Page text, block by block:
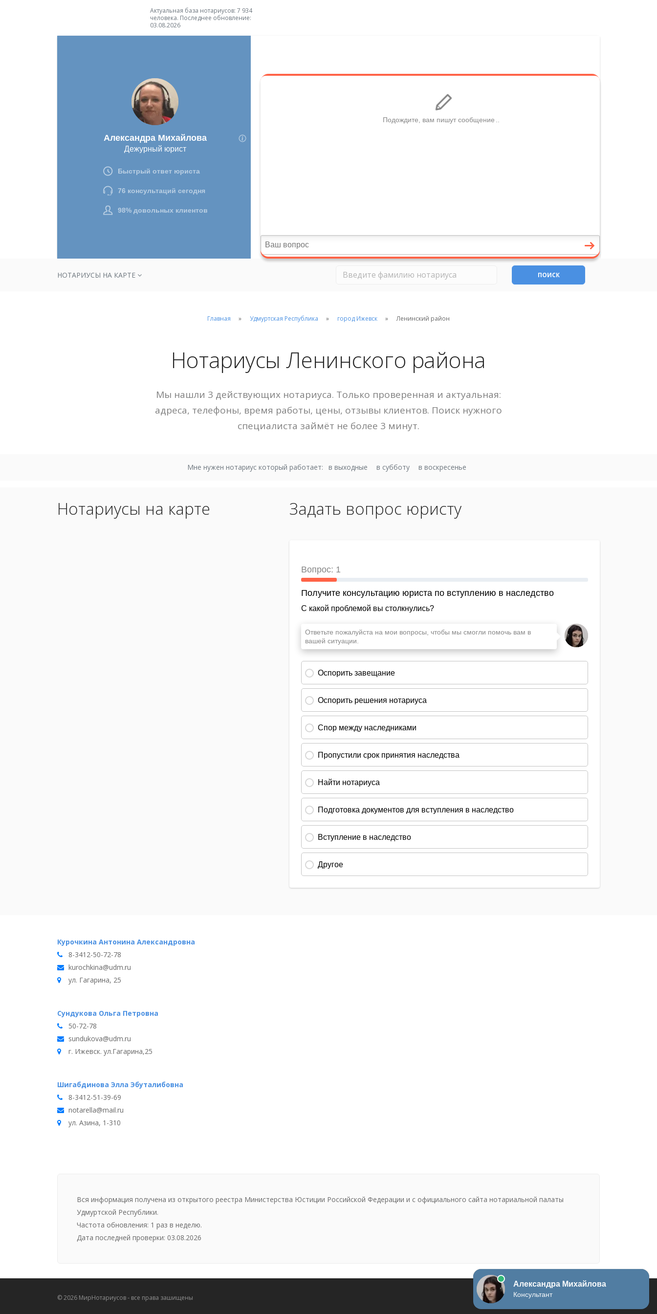
Актуальная база нотариусов: 7 934
человека. Последнее обновление:
03.08.2026
НОТАРИУСЫ НА КАРТЕ ПОИСК
Главная Удмуртская Республика город Ижевск Ленинский район
Нотариусы Ленинского района
Мы нашли 3 действующих нотариуса. Только проверенная и актуальная:
адреса, телефоны, время работы, цены, отзывы клиентов. Поиск нужного
специалиста займёт не более 3 минут.
Мне нужен нотариус который работает: в выходные в субботу в воскресенье
Нотариусы на карте Задать вопрос юристу
Курочкина Антонина Александровна
8-3412-50-72-78
kurochkina@udm.ru
ул. Гагарина, 25
Сундукова Ольга Петровна
50-72-78
sundukova@udm.ru
г. Ижевск. ул.Гагарина,25
Шигабдинова Элла Эбуталибовна
8-3412-51-39-69
notarella@mail.ru
ул. Азина, 1-310
Вся информация получена из открытого реестра Министерства Юстиции Российской Федерации и с официального сайта нотариальной палаты
Удмуртской Республики.
Частота обновления: 1 раз в неделю.
Дата последней проверки: 03.08.2026
©2026 МирНотариусов - все права зашищены